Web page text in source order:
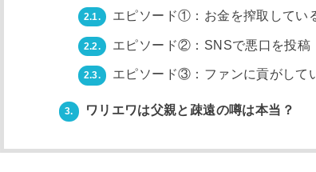
2.1. エピソード①：お金を搾取してい
2.2. エピソード②：SNSで悪口を投稿
2.3. エピソード③：ファンに貢がして
3. ワリエワは父親と疎遠の噂は本当？